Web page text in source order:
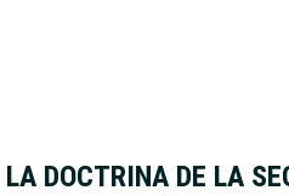
LA DOCTRINA DE LA